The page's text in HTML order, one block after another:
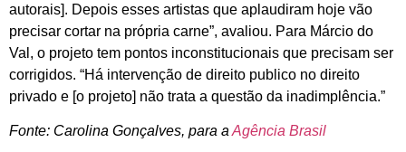
autorais]. Depois esses artistas que aplaudiram hoje vão
precisar cortar na própria carne”, avaliou. Para Márcio do
Val, o projeto tem pontos inconstitucionais que precisam ser
corrigidos. “Há intervenção de direito publico no direito
privado e [o projeto] não trata a questão da inadimplência.”
Fonte: Carolina Gonçalves, para a Agência Brasil